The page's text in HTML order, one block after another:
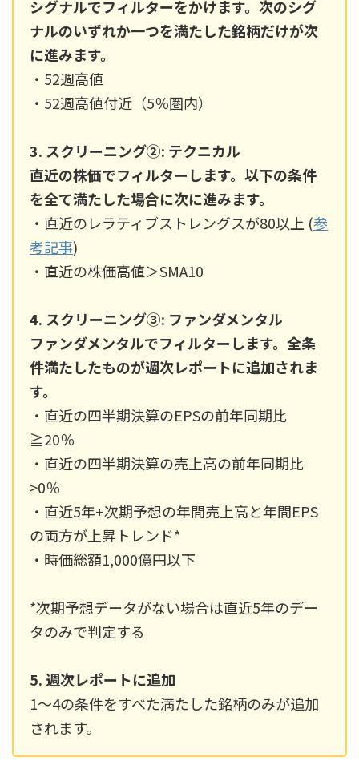
シグナルでフィルターをかけます。次のシグ
ナルのいずれか一つを満たした銘柄だけが次
に進みます。
・52週高値
・52週高値付近（5％圏内）
3. スクリーニング②: テクニカル
直近の株価でフィルターします。以下の条件
を全て満たした場合に次に進みます。
・直近のレラティブストレングスが80以上 (参
考記事)
・直近の株価高値＞SMA10
4. スクリーニング③: ファンダメンタル
ファンダメンタルでフィルターします。全条
件満たしたものが週次レポートに追加されま
す。
・直近の四半期決算のEPSの前年同期比
≧20％
・直近の四半期決算の売上高の前年同期比
>0％
・直近5年+次期予想の年間売上高と年間EPS
の両方が上昇トレンド*
・時価総額1,000億円以下
*次期予想データがない場合は直近5年のデー
タのみで判定する
5. 週次レポートに追加
1〜4の条件をすべた満たした銘柄のみが追加
されます。